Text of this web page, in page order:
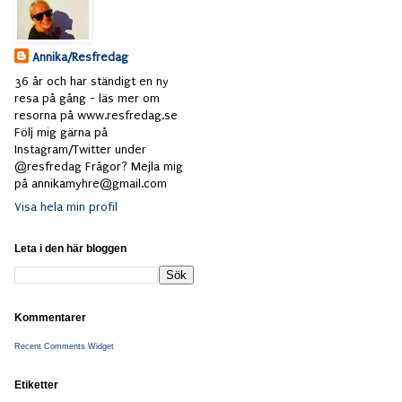
Annika/Resfredag
36 år och har ständigt en ny
resa på gång - läs mer om
resorna på www.resfredag.se
Följ mig gärna på
Instagram/Twitter under
@resfredag Frågor? Mejla mig
på annikamyhre@gmail.com
Visa hela min profil
Leta i den här bloggen
Kommentarer
Recent Comments Widget
Etiketter